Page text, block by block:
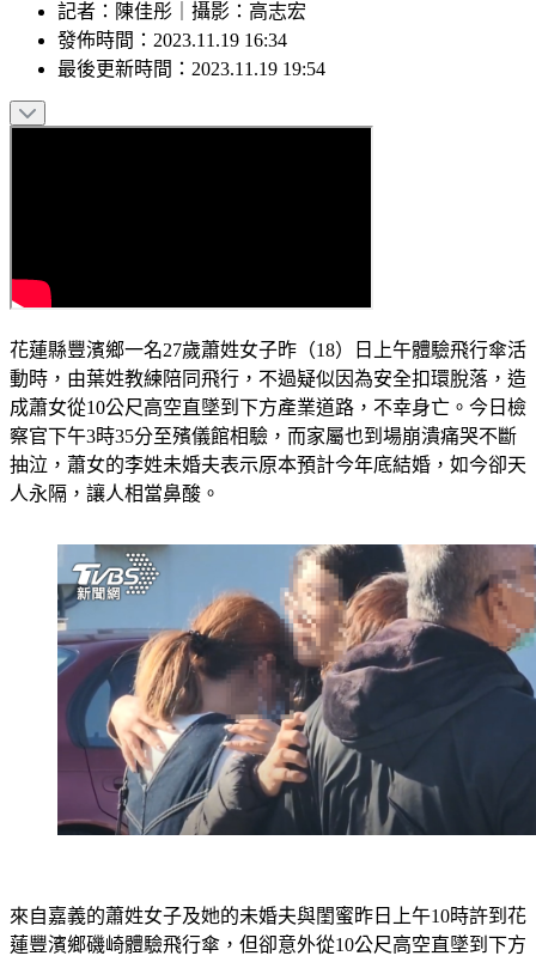
記者 ： 陳佳彤 攝影 ： 高志宏
發佈時間： 2023.11.19 16:34
最後更新時間： 2023.11.19 19:54
花蓮縣豐濱鄉一名27歲蕭姓女子昨（18）日上午體驗飛行傘活
動時，由葉姓教練陪同飛行，不過疑似因為安全扣環脫落，造
成蕭女從10公尺高空直墜到下方產業道路，不幸身亡。今日檢
察官下午3時35分至殯儀館相驗，而家屬也到場崩潰痛哭不斷
抽泣，蕭女的李姓未婚夫表示原本預計今年底結婚，如今卻天
人永隔，讓人相當鼻酸。
來自嘉義的蕭姓女子及她的未婚夫與閨蜜昨日上午10時許到花
蓮豐濱鄉磯崎體驗飛行傘，但卻意外從10公尺高空直墜到下方